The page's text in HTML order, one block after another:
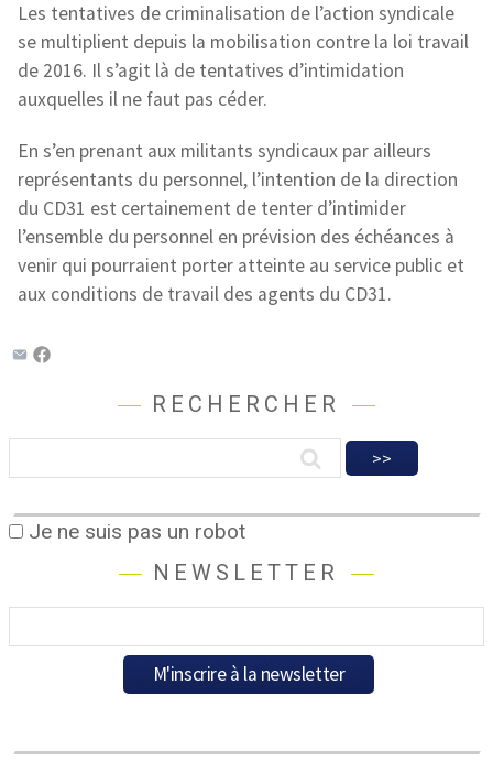
Les tentatives de criminalisation de l’action syndicale
se multiplient depuis la mobilisation contre la loi travail
de 2016. Il s’agit là de tentatives d’intimidation
auxquelles il ne faut pas céder.
En s’en prenant aux militants syndicaux par ailleurs
représentants du personnel, l’intention de la direction
du CD31 est certainement de tenter d’intimider
l’ensemble du personnel en prévision des échéances à
venir qui pourraient porter atteinte au service public et
aux conditions de travail des agents du CD31.
RECHERCHER
Je ne suis pas un robot
NEWSLETTER